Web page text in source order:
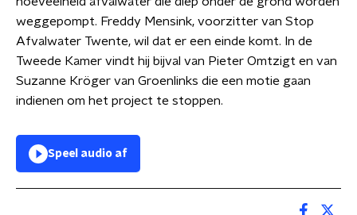
weggepompt. Freddy Mensink, voorzitter van Stop
Afvalwater Twente, wil dat er een einde komt. In de
Tweede Kamer vindt hij bijval van Pieter Omtzigt en van
Suzanne Kröger van Groenlinks die een motie gaan
indienen om het project te stoppen.
Speel audio af